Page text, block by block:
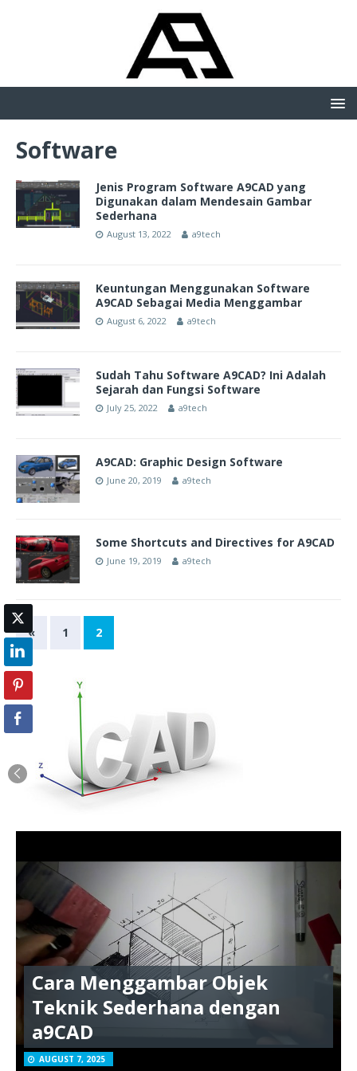
Software
Jenis Program Software A9CAD yang
Digunakan dalam Mendesain Gambar
Sederhana
August 13, 2022 a9tech
Keuntungan Menggunakan Software
A9CAD Sebagai Media Menggambar
August 6, 2022 a9tech
Sudah Tahu Software A9CAD? Ini Adalah
Sejarah dan Fungsi Software
July 25, 2022 a9tech
A9CAD: Graphic Design Software
June 20, 2019 a9tech
Some Shortcuts and Directives for A9CAD
June 19, 2019 a9tech
« 1 2
Cara Menggambar Objek
Teknik Sederhana dengan
a9CAD
AUGUST 7, 2025